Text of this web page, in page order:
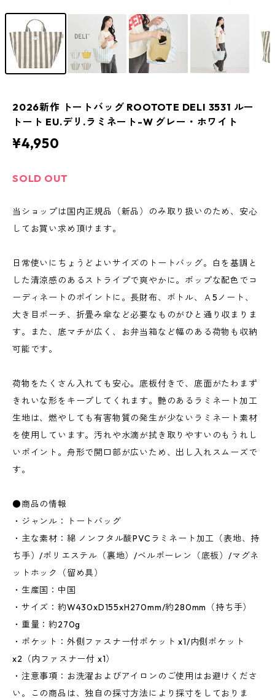
2026新作 トートバッグ ROOTOTE DELI 3531 ルー
トート EU.デリ.ラミネート-W グレー・ホワイト
¥4,950
SOLD OUT
当ショップは国内正規品（新品）のみ取り扱いのため、安心
してお買い求め頂けます。
日常使いにちょうどよいサイズのトートバッグ。白を基調と
した清涼感のあるストライプで爽やかに。ポップな配色でコ
ーディネートのポイントに。長財布、ボトル、Ａ5ノート、
大き目ポーチ、折畳み傘など必要なものがひと通り収まりま
す。また、底マチが広く、お弁当箱など幅のある荷物も収納
可能です。
荷物をたくさん入れても安心。底板付きで、底面がたわまず
きれいな形をキープしてくれます。艶のあるラミネート加工
生地は、燃やしても有害物質の発生が少ないラミネート素材
を使用しています。汚れや水滴が拭き取りやすいのもうれし
いポイント。舟形で開口部が広いため、出し入れスムーズで
す。
●商品の情報
・ジャンル：トートバッグ
・主な素材：綿 ノンフタル酸PVCラミネート加工（表地、持
ち手）/ポリエステル（裏地）/ベルポーレン（底板）/マグネ
ットホック（留め具）
・生産国：中国
・サイズ：約W430xD155xH270mm/約280mm（持ち手）
・重量：約270g
・ポケット：外側ファスナー付ポケット x1/内側ポケット
x2（内ファスナー付 x1）
・注意事項：お洗濯およびアイロンのご使用はお避けくださ
い。この商品は、独自の採寸方法により採寸をしておりま